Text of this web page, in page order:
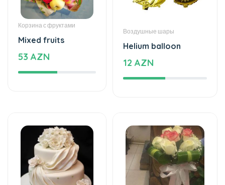
Корзина с фруктами
Mixed fruits
53 AZN
Воздушные шары
Helium balloon
12 AZN